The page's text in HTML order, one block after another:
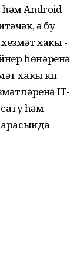
һәм Android
ә бу
хакы -
һөнәренә
хакы күп
IT-
һәм
арасында